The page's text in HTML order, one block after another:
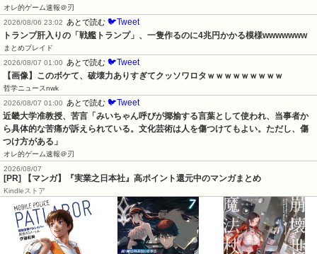
オレ的ゲーム速報＠刃
2026/08/06 23:02
あとで読む 🐦Tweet
トランプ肝入りの「戦艦トランプ」、一隻作るのに4兆円かかる模様wwwwwww
まとめブレイド
2026/08/07 01:00
あとで読む 🐦Tweet
【画像】このボケて、破壊力ありすぎてクッソワロタｗｗｗｗｗｗｗｗｗ
哲学ニュースnwk
2026/08/07 01:00
あとで読む 🐦Tweet
近畿大学准教授、苦言「みいちゃん呼びが揶揄する言葉として使われ、当事者か
ら具体的な苦痛が訴えられている。文化芸術は人を傷つけてもよい。ただし、傷
つけ方がある」
オレ的ゲーム速報＠刃
2026/08/07
[PR] 【マンガ】『実業之日本社』高ポイント還元中のマンガまとめ
Kindleストア